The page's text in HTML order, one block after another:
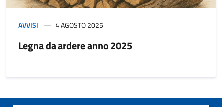
AVVISI 4 AGOSTO 2025
Legna da ardere anno 2025